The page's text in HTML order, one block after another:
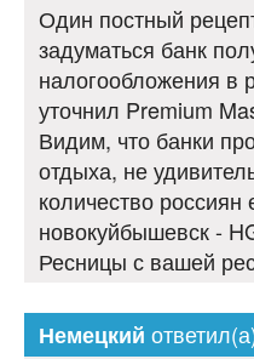
Один постный
задуматься банк
налогообложения в
уточнил Premium
Видим, что банки
отдыха, не
количество россиян
новокуйбышевск -
Ресницы с вашей
Немецкий